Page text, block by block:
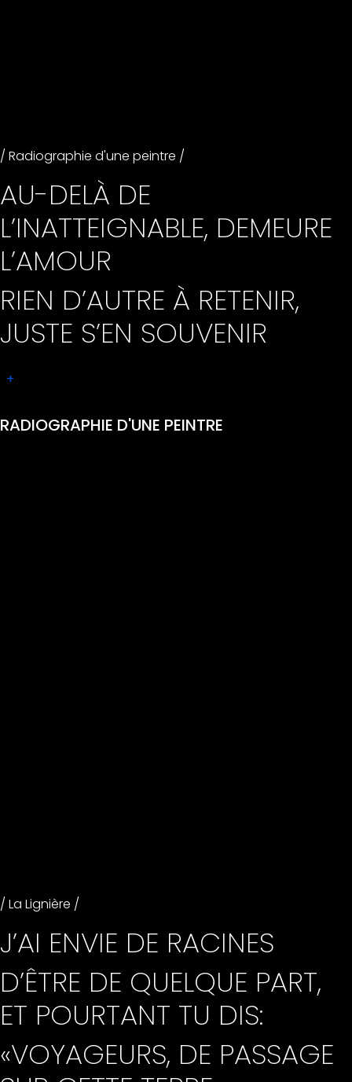
/ Radiographie d'une peintre /
AU-DELÀ DE
L’INATTEIGNABLE, DEMEURE
L’AMOUR
RIEN D’AUTRE À RETENIR,
JUSTE S’EN SOUVENIR
+
RADIOGRAPHIE D'UNE PEINTRE
/ La Lignière /
J’AI ENVIE DE RACINES
D’ÊTRE DE QUELQUE PART,
ET POURTANT TU DIS:
«VOYAGEURS, DE PASSAGE